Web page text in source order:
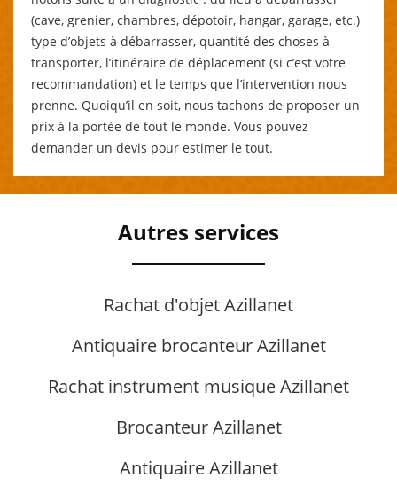
(cave, grenier, chambres, dépotoir, hangar, garage, etc.)
type d’objets à débarrasser, quantité des choses à
transporter, l’itinéraire de déplacement (si c’est votre
recommandation) et le temps que l’intervention nous
prenne. Quoiqu’il en soit, nous tachons de proposer un
prix à la portée de tout le monde. Vous pouvez
demander un devis pour estimer le tout.
Autres services
Rachat d'objet Azillanet
Antiquaire brocanteur Azillanet
Rachat instrument musique Azillanet
Brocanteur Azillanet
Antiquaire Azillanet